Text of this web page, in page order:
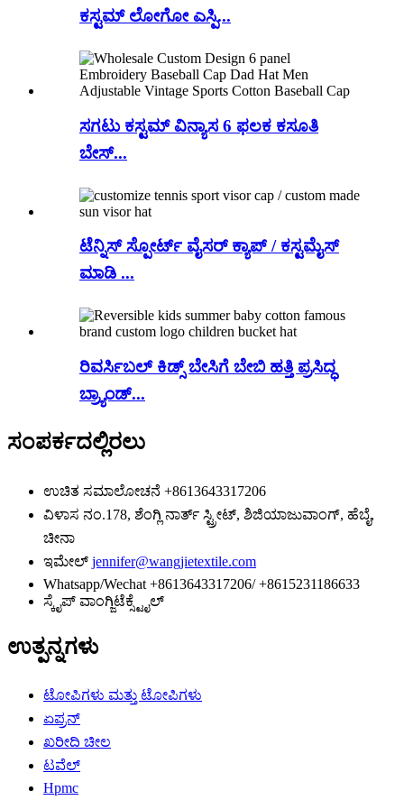
ಕಸ್ಟಮ್ ಲೋಗೋ ಎಸ್ಪಿ...
ಸಗಟು ಕಸ್ಟಮ್ ವಿನ್ಯಾಸ 6 ಫಲಕ ಕಸೂತಿ
ಬೇಸ್...
ಟೆನ್ನಿಸ್ ಸ್ಪೋರ್ಟ್ ವೈಸರ್ ಕ್ಯಾಪ್ / ಕಸ್ಟಮೈಸ್
ಮಾಡಿ ...
ರಿವರ್ಸಿಬಲ್ ಕಿಡ್ಸ್ ಬೇಸಿಗೆ ಬೇಬಿ ಹತ್ತಿ ಪ್ರಸಿದ್ಧ
ಬ್ರ್ಯಾಂಡ್...
ಸಂಪರ್ಕದಲ್ಲಿರಲು
ಉಚಿತ ಸಮಾಲೋಚನೆ +8613643317206
ವಿಳಾಸ ನಂ.178, ಶೆಂಗ್ಲಿ ನಾರ್ತ್ ಸ್ಟ್ರೀಟ್, ಶಿಜಿಯಾಜುವಾಂಗ್, ಹೆಬೈ,
ಚೀನಾ
ಇಮೇಲ್ jennifer@wangjietextile.com
Whatsapp/Wechat +8613643317206/ +8615231186633
ಸ್ಕೈಪ್ ವಾಂಗ್ಜಿಟೆಕ್ಸ್ಟೈಲ್
ಉತ್ಪನ್ನಗಳು
ಟೋಪಿಗಳು ಮತ್ತು ಟೋಪಿಗಳು
ಏಪ್ರನ್
ಖರೀದಿ ಚೀಲ
ಟವೆಲ್
Hpmc